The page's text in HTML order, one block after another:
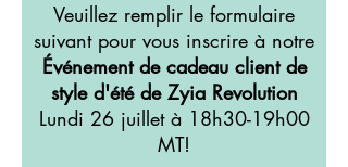
Veuillez remplir le formulaire
suivant pour vous inscrire à notre
Événement de cadeau client de
style d'été de Zyia Revolution
Lundi 26 juillet à 18h30-19h00
MT!